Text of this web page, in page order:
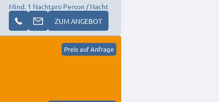
Mind. 1 Nachtpro Person / Nacht
ZUM ANGEBOT
Preis auf Anfrage